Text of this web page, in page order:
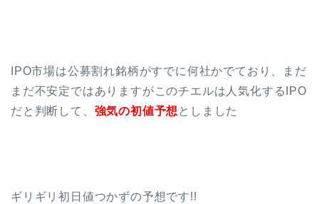
IPO市場は公募割れ銘柄がすでに何社かでており、まだ
まだ不安定ではありますがこのチエルは人気化するIPO
だと判断して、 強気の初値予想 としました
ギリギリ初日値つかずの予想です!!